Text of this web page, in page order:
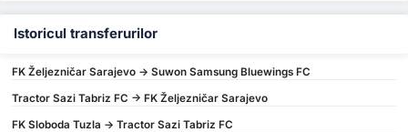
Istoricul transferurilor
FK Željezničar Sarajevo -> Suwon Samsung Bluewings FC
Tractor Sazi Tabriz FC -> FK Željezničar Sarajevo
FK Sloboda Tuzla -> Tractor Sazi Tabriz FC